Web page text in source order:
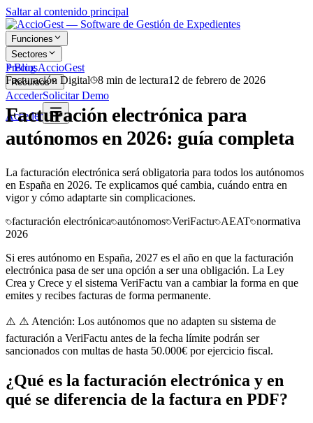
Saltar al contenido principal
Funciones
Sectores
Precios
Recursos
AccederSolicitar Demo
Acceder
Blog AccioGest
Facturación Digital
8 min de lectura12 de febrero de 2026
Facturación electrónica para
autónomos en 2026: guía completa
La facturación electrónica será obligatoria para todos los autónomos
en España en 2026. Te explicamos qué cambia, cuándo entra en
vigor y cómo adaptarte sin complicaciones.
facturación electrónica autónomos VeriFactu AEAT normativa
2026
Si eres autónomo en España, 2027 es el año en que la facturación
electrónica pasa de ser una opción a ser una obligación. La Ley
Crea y Crece y el sistema VeriFactu van a cambiar la forma en que
emites y recibes facturas de forma permanente.
⚠️ ⚠️ Atención: Los autónomos que no adapten su sistema de
facturación a VeriFactu antes de la fecha límite podrán ser
sancionados con multas de hasta 50.000€ por ejercicio fiscal.
¿Qué es la facturación electrónica y en
qué se diferencia de la factura en PDF?